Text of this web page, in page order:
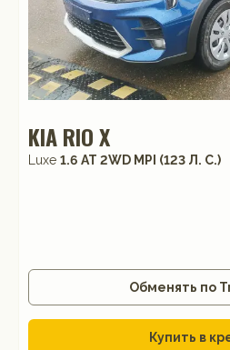
KIA RIO X
Luxe 1.6 АТ 2WD MPI (123 Л. C.)
Обменять по
Купить в